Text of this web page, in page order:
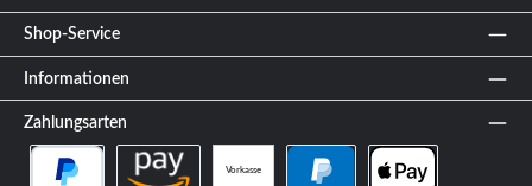
Shop-Service
Informationen
Zahlungsarten
Vorkasse